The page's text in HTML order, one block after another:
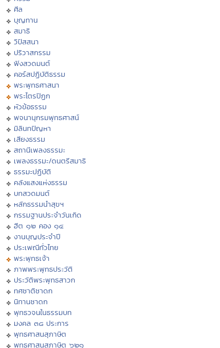
ศีล
บุญทาน
สมาธิ
วิปัสสนา
ปริวาสกรรม
ฟังสวดมนต์
คอร์สปฏิบัติธรรม
พระพุทธศาสนา
พระไตรปิฏก
หัวข้อธรรม
พจนานุกรมพุทธศาสน์
มิลินทปัญหา
เสียงธรรม
สถานีเพลงธรรมะ
เพลงธรรมะ/ดนตรีสมาธิ
ธรรมะปฏิบัติ
คลังแสงแห่งธรรม
บทสวดมนต์
หลักธรรมนำสุขฯ
กรรมฐานประจำวันเกิด
ฮีต ๑๒ คอง ๑๔
งานบุญประจำปี
ประเพณีทั่วไทย
พระพุทธเจ้า
ภาพพระพุทธประวัติ
ประวัติพระพุทธสาวก
ทศชาติชาดก
นิทานชาดก
พุทธวจนในธรรมบท
มงคล ๓๘ ประการ
พุทธศาสนสุภาษิต
พุทธศาสนสุภาษิต ๖๒๑